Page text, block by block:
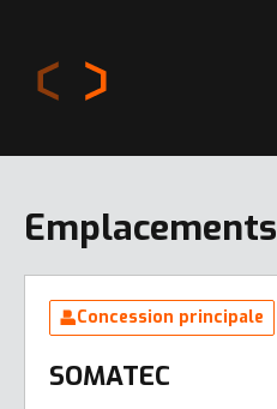
Emplacements
Concession principale
SOMATEC